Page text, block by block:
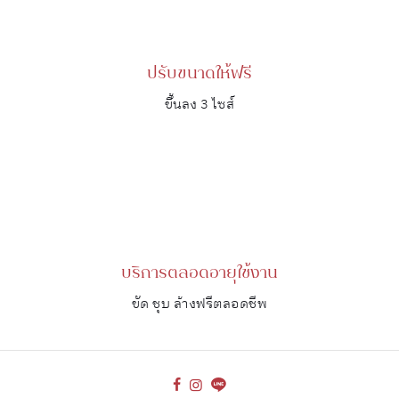
ปรับขนาดให้ฟรี
ขึ้นลง 3 ไซส์
บริการตลอดอายุใช้งาน
ขัด ชุบ ล้างฟรีตลอดชีพ